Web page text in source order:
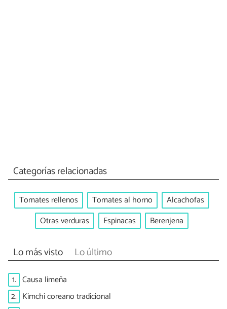
Categorías relacionadas
Tomates rellenos Tomates al horno
Alcachofas
Otras verduras
Espinacas Berenjena
Lo más visto Lo último
1. Causa limeña
2. Kimchi coreano tradicional